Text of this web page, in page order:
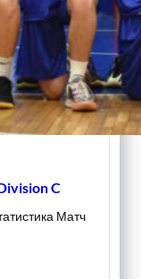
C
Матч